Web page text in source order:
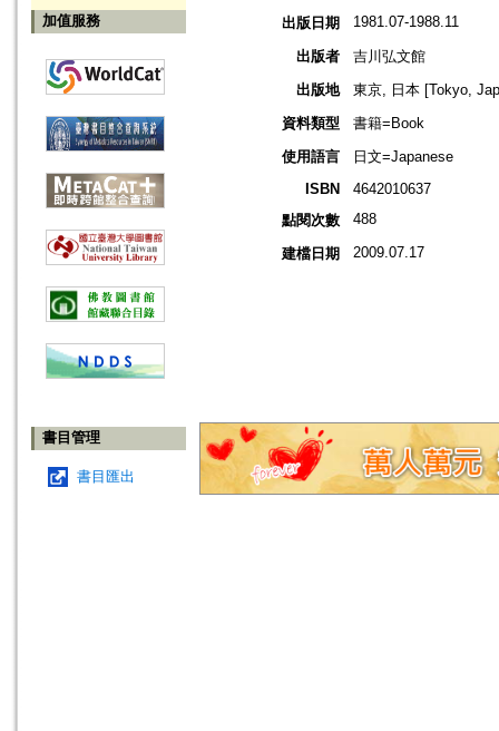
加值服務
書目管理
書目匯出
出版日期
1981.07-1988.11
出版者
吉川弘文館
出版地
東京, 日本 [Tokyo,
資料類型
書籍=Book
使用語言
日文=Japanese
ISBN
4642010637
點閱次數
488
建檔日期 2009.07.17